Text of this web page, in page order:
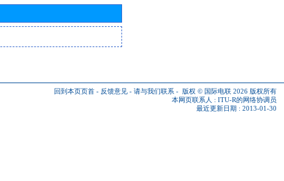
回到本页页首 - 反馈意见 - 请与我们联系 - 版权 © 国际电联 2026 版权所有
本网页联系人 : ITU-R的网络协调员
最近更新日期 : 2013-01-30